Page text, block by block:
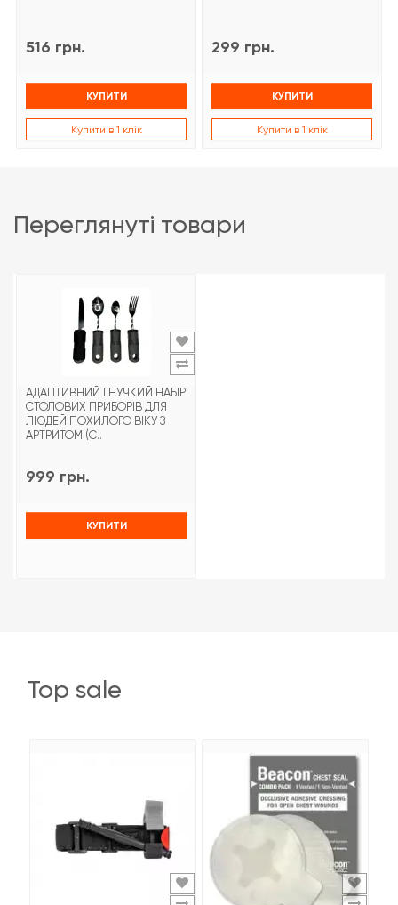
516 грн.
КУПИТИ
Купити в 1 клік
299 грн.
КУПИТИ
Купити в 1 клік
переглянуті товари
АДАПТИВНИЙ ГНУЧКИЙ НАБІР
СТОЛОВИХ ПРИБОРІВ ДЛЯ
ЛЮДЕЙ ПОХИЛОГО ВІКУ З
АРТРИТОМ (С..
999 грн.
КУПИТИ
top sale